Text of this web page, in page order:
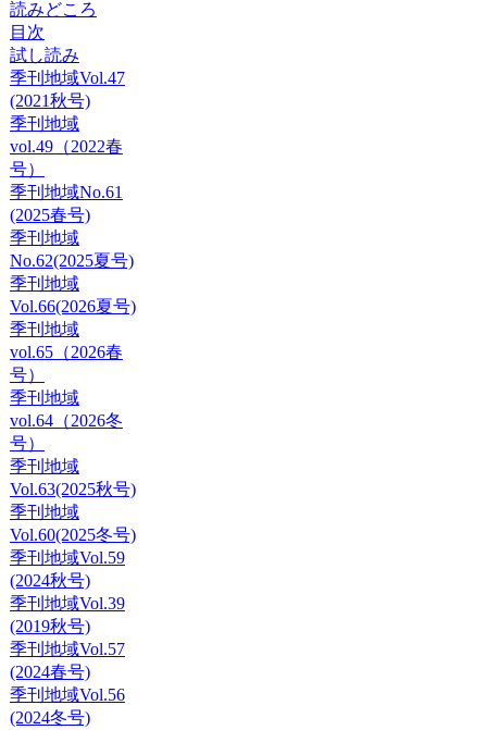
読みどころ
目次
試し読み
季刊地域Vol.47
(2021秋号)
季刊地域
vol.49（2022春
号）
季刊地域No.61
(2025春号)
季刊地域
No.62(2025夏号)
季刊地域
Vol.66(2026夏号)
季刊地域
vol.65（2026春
号）
季刊地域
vol.64（2026冬
号）
季刊地域
Vol.63(2025秋号)
季刊地域
Vol.60(2025冬号)
季刊地域Vol.59
(2024秋号)
季刊地域Vol.39
(2019秋号)
季刊地域Vol.57
(2024春号)
季刊地域Vol.56
(2024冬号)